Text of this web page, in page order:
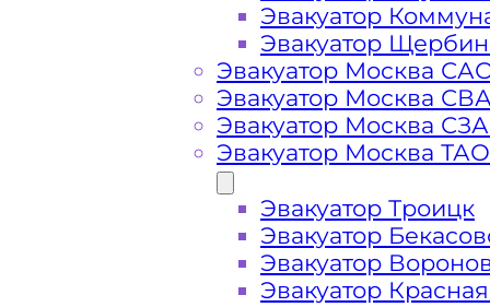
Стоимость
Эвакуатор
Эвакуатор
Эвакуатор Москва
Эвакуатор Москва
Эвакуатор Москва
Эвакуатор Москва ТАО
Эвакуатор Троицк
Эвакуатор
Эвакуатор
Эвакуатор